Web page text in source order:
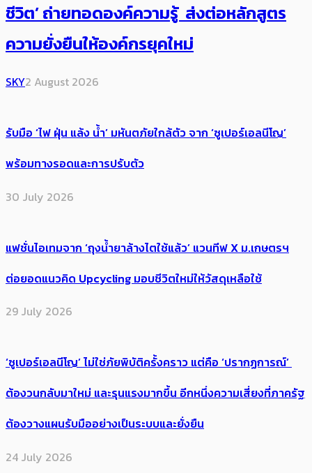
ชีวิต’ ถ่ายทอดองค์ความรู้ ส่งต่อหลักสูตร
ความยั่งยืนให้องค์กรยุคใหม่
SKY2 August 2026
รับมือ ‘ไฟ ฝุ่น แล้ง น้ำ’ มหันตภัยใกล้ตัว จาก ‘ซูเปอร์เอลนีโญ’
พร้อมทางรอดและการปรับตัว
30 July 2026
แฟชั่นไอเทมจาก ‘ถุงน้ำยาล้างไตใช้แล้ว’ แวนทีฟ X ม.เกษตรฯ
ต่อยอดแนวคิด Upcycling มอบชีวิตใหม่ให้วัสดุเหลือใช้
29 July 2026
‘ซูเปอร์เอลนีโญ’ ไม่ใช่ภัยพิบัติครั้งคราว แต่คือ ‘ปรากฏการณ์’ ​
ต้อง​วนกลับมาใหม่ และรุนแรงมากขึ้น อีกหนึ่งความเสี่ยงที่ภาครัฐ
ต้องวางแผนรับมืออย่างเป็นระบบและยั่งยืน
24 July 2026